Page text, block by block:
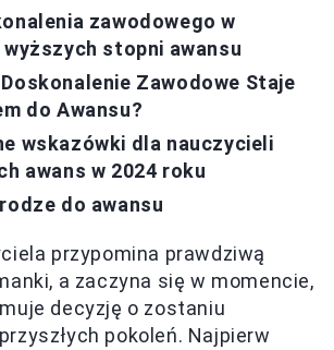
zawodowego w
stopni awansu
Zawodowe Staje
do Awansu?
wskazówki dla nauczycieli
awans w 2024 roku
do awansu
przypomina prawdziwą
a zaczyna się w momencie,
decyzję o zostaniu
pokoleń. Najpierw